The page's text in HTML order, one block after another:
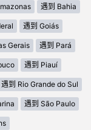
遇到 Bahia
遇到 Goiás
Gerais 遇到 Pará
遇到 Piauí
遇到 Rio Grande do Sul
遇到 São Paulo